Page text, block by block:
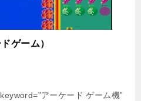
ゲーム）
アーケード ゲーム機”